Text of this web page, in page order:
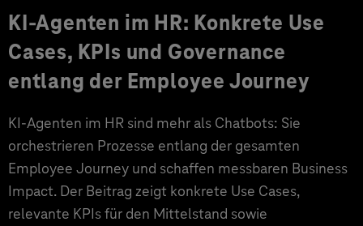
KI‑Agenten im HR: Konkrete Use
Cases, KPIs und Governance
entlang der Employee Journey
KI‑Agenten im HR sind mehr als Chatbots: Sie
orchestrieren Prozesse entlang der gesamten
Employee Journey und schaffen messbaren Business
Impact. Der Beitrag zeigt konkrete Use Cases,
relevante KPIs für den Mittelstand sowie